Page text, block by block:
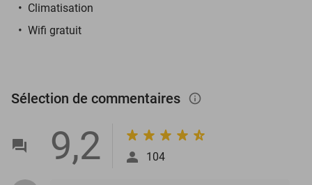
Climatisation
Wifi gratuit
Sélection de commentaires info_outlined
9,2 104